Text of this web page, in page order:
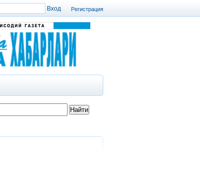
Регистрация